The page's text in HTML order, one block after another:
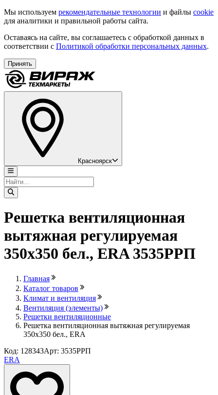
Мы используем рекомендательные технологии и файлы cookie
для аналитики и правильной работы сайта.
Оставаясь на сайте, вы соглашаетесь с обработкой данных в
соответствии с Политикой обработки персональных данных.
Принять
Красноярск
Решетка вентиляционная
вытяжная регулируемая
350х350 бел., ERA 3535РРП
Главная
Каталог товаров
Климат и вентиляция
Вентиляция (элементы)
Решетки вентиляционные
Решетка вентиляционная вытяжная регулируемая
350х350 бел., ERA
Код: 128343Арт: 3535РРП
ERA